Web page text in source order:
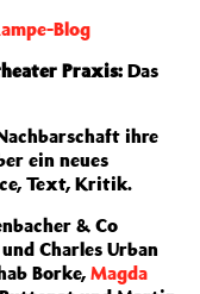
Blog
Praxis:Das
ihre
ein neues
Text, Kritik.
& Co
Charles Urban
Borke, Magda